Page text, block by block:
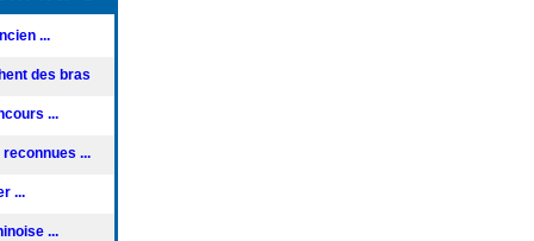
...
des bras
...
...
...
...